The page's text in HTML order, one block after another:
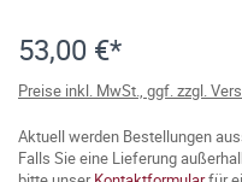
53,00 €*
Preise inkl. MwSt., ggf. zzgl.
Aktuell werden Bestellungen
Falls Sie eine Lieferung